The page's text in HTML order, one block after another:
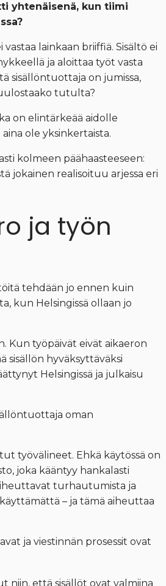
yhtenäisenä, kun tiimi
lainkaan briiffiä. Sisältö ei
ja aloittaa työt vasta
sisällöntuottaja on jumissa,
tutulta?
on elintärkeää aidolle
ole yksinkertaista.
kolmeen päähaasteeseen:
jokainen realisoituu arjessa eri
ja työn
tehdään jo ennen kuin
kun Helsingissä ollaan jo
Kun työpäivät eivät aikaeron
sisällön hyväksyttäväksi
Helsingissä ja julkaisu
oman
työvälineet. Ehkä käytössä on
joka kääntyy hankalasti
turhautumista ja
– ja tämä aiheuttaa
ja viestinnän prosessit ovat
niin, että sisällöt ovat valmiina